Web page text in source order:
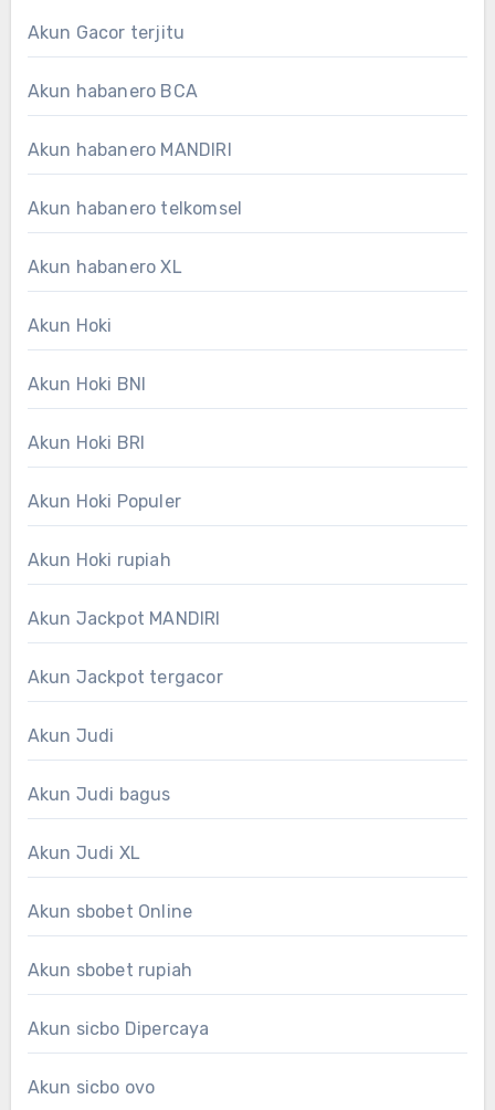
Akun Gacor terjitu
Akun habanero BCA
Akun habanero MANDIRI
Akun habanero telkomsel
Akun habanero XL
Akun Hoki
Akun Hoki BNI
Akun Hoki BRI
Akun Hoki Populer
Akun Hoki rupiah
Akun Jackpot MANDIRI
Akun Jackpot tergacor
Akun Judi
Akun Judi bagus
Akun Judi XL
Akun sbobet Online
Akun sbobet rupiah
Akun sicbo Dipercaya
Akun sicbo ovo